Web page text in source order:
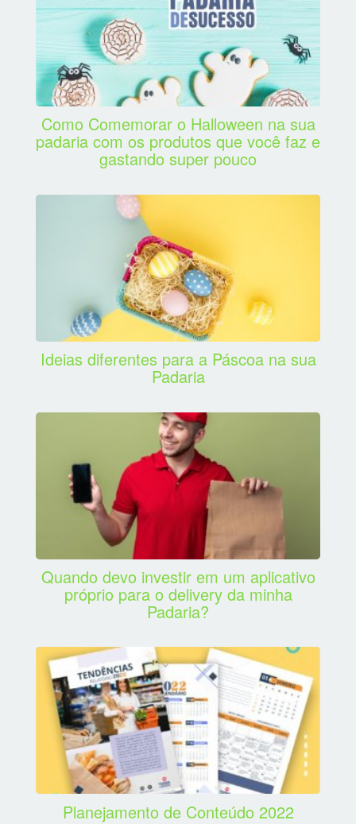
Como Comemorar o Halloween na sua
padaria com os produtos que você faz e
gastando super pouco
Ideias diferentes para a Páscoa na sua
Padaria
Quando devo investir em um aplicativo
próprio para o delivery da minha
Padaria?
Planejamento de Conteúdo 2022